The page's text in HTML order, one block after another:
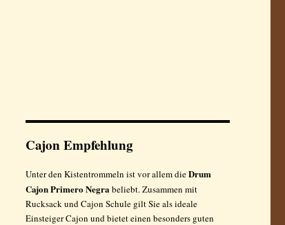
Cajon Empfehlung
Unter den Kistentrommeln ist vor allem dieDrum
Cajon Primero Negrabeliebt. Zusammen mit
Rucksack und Cajon Schule gilt Sie als ideale
Einsteiger Cajon und bietet einen besonders guten